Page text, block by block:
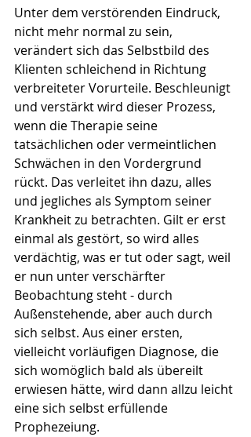
Unter dem verstörenden Eindruck,
nicht mehr normal zu sein,
verändert sich das Selbstbild des
Klienten schleichend in Richtung
verbreiteter Vorurteile. Beschleunigt
und verstärkt wird dieser Prozess,
wenn die Therapie seine
tatsächlichen oder vermeintlichen
Schwächen in den Vordergrund
rückt. Das verleitet ihn dazu, alles
und jegliches als Symptom seiner
Krankheit zu betrachten. Gilt er erst
einmal als gestört, so wird alles
verdächtig, was er tut oder sagt, weil
er nun unter verschärfter
Beobachtung steht - durch
Außenstehende, aber auch durch
sich selbst. Aus einer ersten,
vielleicht vorläufigen Diagnose, die
sich womöglich bald als übereilt
erwiesen hätte, wird dann allzu leicht
eine sich selbst erfüllende
Prophezeiung.